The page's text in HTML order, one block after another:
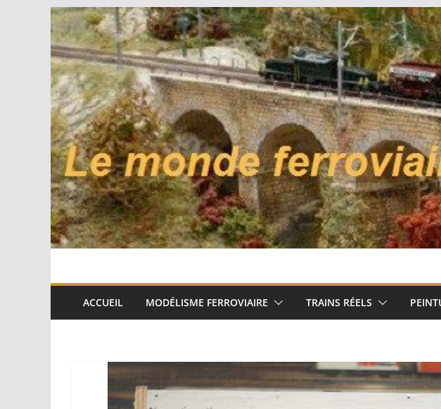
Passer
au
contenu
ACCUEIL MODÉLISME FERROVIAIRE TRAINS RÉELS